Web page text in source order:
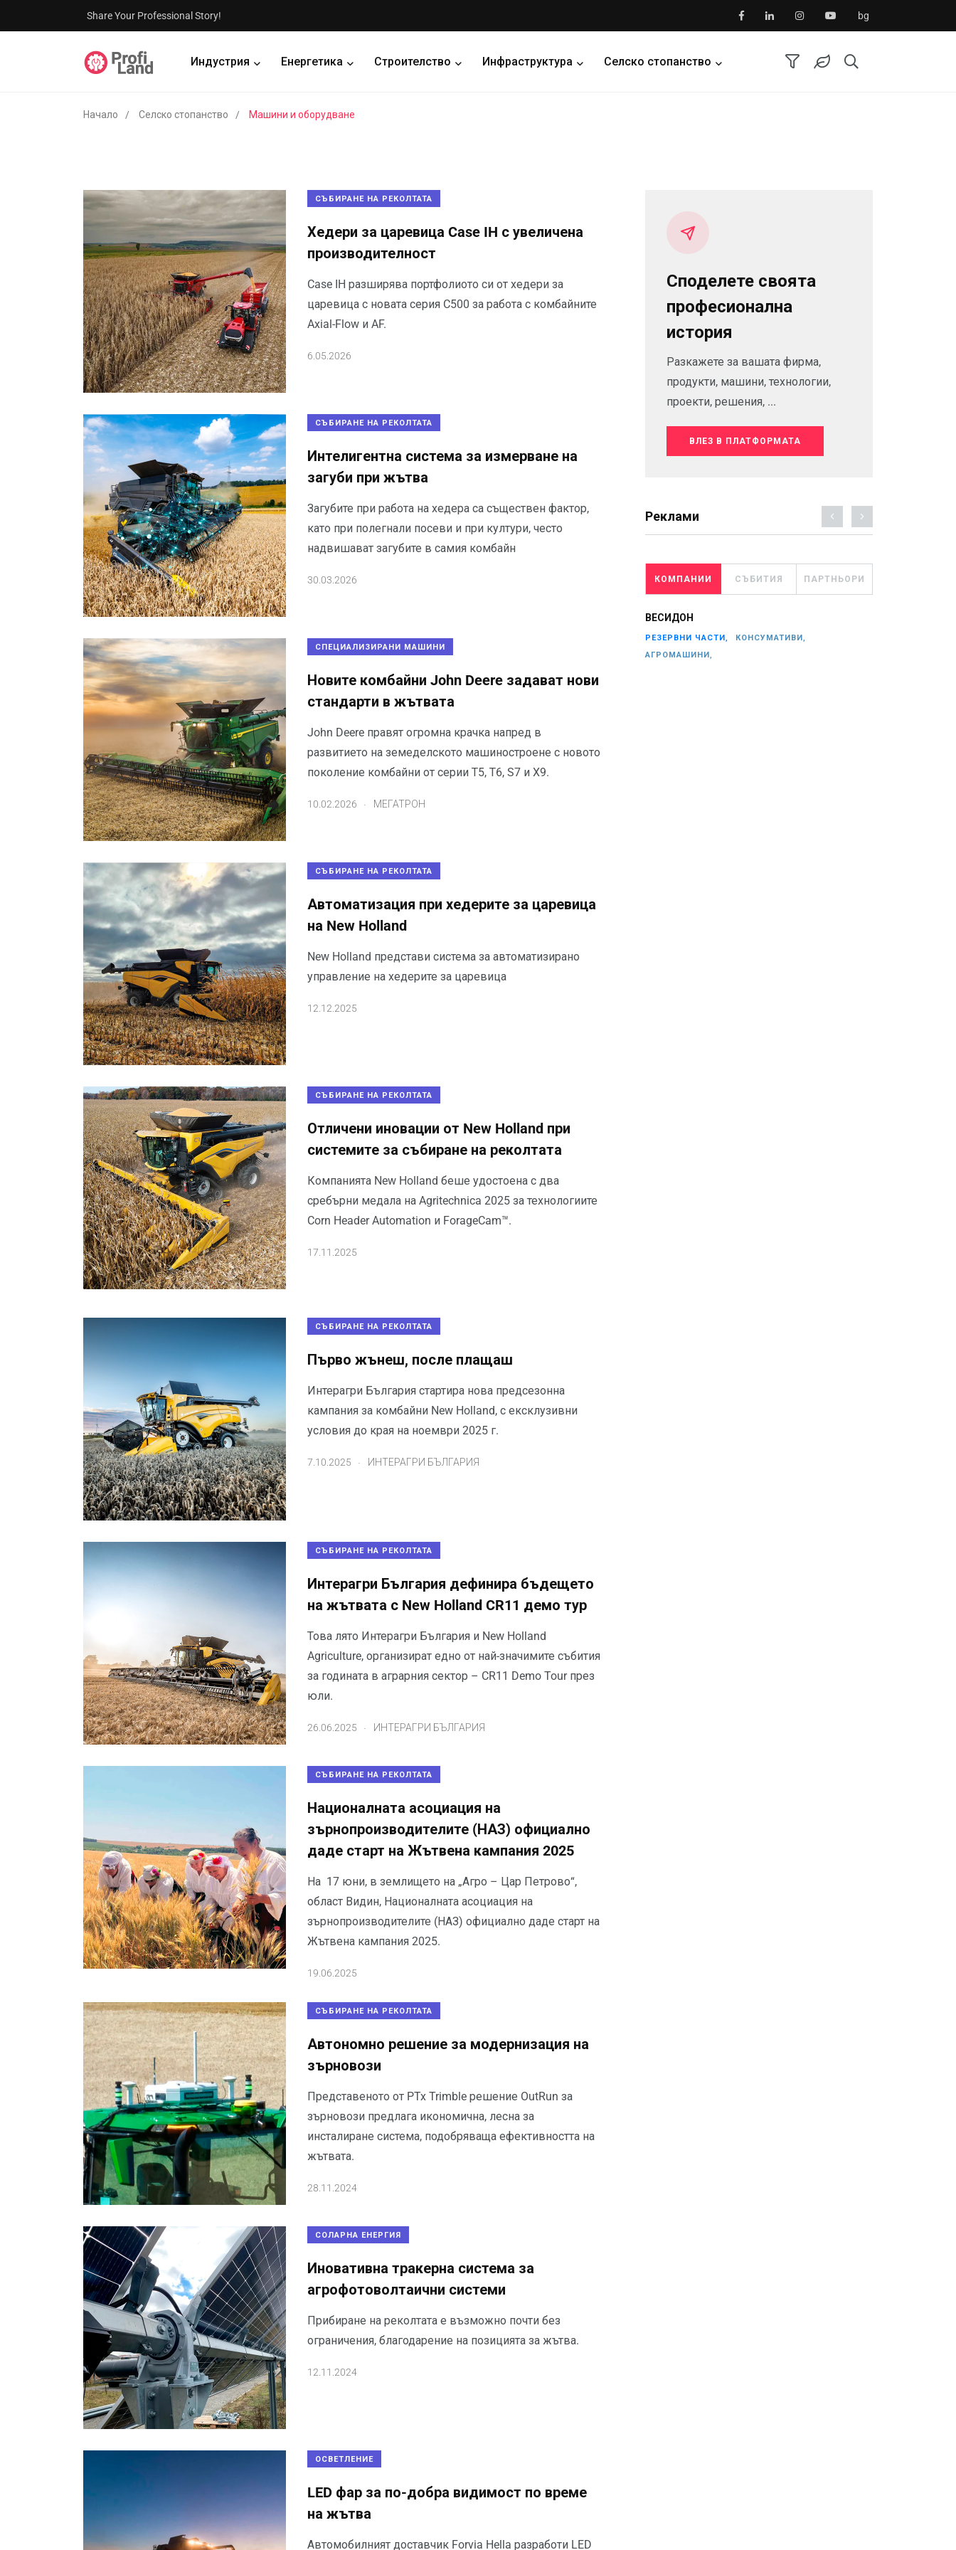
Share Your Professional Story! bg
Индустрия Енергетика Строителство Инфраструктура Селско стопанство
Начало Селско стопанство Машини и оборудване
СЪБИРАНЕ НА РЕКОЛТАТА
Хедери за царевица Case IH с увеличена
производителност
Case IH разширява портфолиото си от хедери за
царевица с новата серия C500 за работа с комбайните
Axial-Flow и AF.
6.05.2026
СЪБИРАНЕ НА РЕКОЛТАТА
Интелигентна система за измерване на
загуби при жътва
Загубите при работа на хедера са съществен фактор,
като при полегнали посеви и при култури, често
надвишават загубите в самия комбайн
30.03.2026
СПЕЦИАЛИЗИРАНИ МАШИНИ
Новите комбайни John Deere задават нови
стандарти в жътвата
John Deere правят огромна крачка напред в
развитието на земеделското машиностроене с новото
поколение комбайни от серии Т5, Т6, S7 и X9.
10.02.2026 МЕГАТРОН
СЪБИРАНЕ НА РЕКОЛТАТА
Автоматизация при хедерите за царевица
на New Holland
New Holland представи система за автоматизирано
управление на хедерите за царевица
12.12.2025
СЪБИРАНЕ НА РЕКОЛТАТА
Отличени иновации от New Holland при
системите за събиране на реколтата
Компанията New Holland беше удостоена с два
сребърни медала на Agritechnica 2025 за технологиите
Corn Header Automation и ForageCam™.
17.11.2025
СЪБИРАНЕ НА РЕКОЛТАТА
Първо жънеш, после плащаш
Интерагри България стартира нова предсезонна
кампания за комбайни New Holland, с ексклузивни
условия до края на ноември 2025 г.
7.10.2025 ИНТЕРАГРИ БЪЛГАРИЯ
СЪБИРАНЕ НА РЕКОЛТАТА
Интерагри България дефинира бъдещето
на жътвата с New Holland CR11 демо тур
Това лято Интерагри България и New Holland
Agriculture, организират едно от най-значимите събития
за годината в аграрния сектор – CR11 Demo Tour през
юли.
26.06.2025 ИНТЕРАГРИ БЪЛГАРИЯ
СЪБИРАНЕ НА РЕКОЛТАТА
Националната асоциация на
зърнопроизводителите (НАЗ) официално
даде старт на Жътвена кампания 2025
На 17 юни, в землището на „Агро – Цар Петрово“,
област Видин, Националната асоциация на
зърнопроизводителите (НАЗ) официално даде старт на
Жътвена кампания 2025.
19.06.2025
СЪБИРАНЕ НА РЕКОЛТАТА
Автономно решение за модернизация на
зърновози
Представеното от PTx Trimble решение OutRun за
зърновози предлага икономична, лесна за
инсталиране система, подобряваща ефективността на
жътвата.
28.11.2024
СОЛАРНА ЕНЕРГИЯ
Иновативна тракерна система за
агрофотоволтаични системи
Прибиране на реколтата е възможно почти без
ограничения, благодарение на позицията за жътва.
12.11.2024
ОСВЕТЛЕНИЕ
LED фар за по-добра видимост по време
на жътва
Автомобилният доставчик Forvia Hella разработи LED
Споделете своята
професионална
история
Разкажете за вашата фирма,
продукти, машини, технологии,
проекти, решения, ...
ВЛЕЗ В ПЛАТФОРМАТА
Реклами
КОМПАНИИ СЪБИТИЯ ПАРТНЬОРИ
ВЕСИДОН
РЕЗЕРВНИ ЧАСТИ,
КОНСУМАТИВИ,
АГРОМАШИНИ,